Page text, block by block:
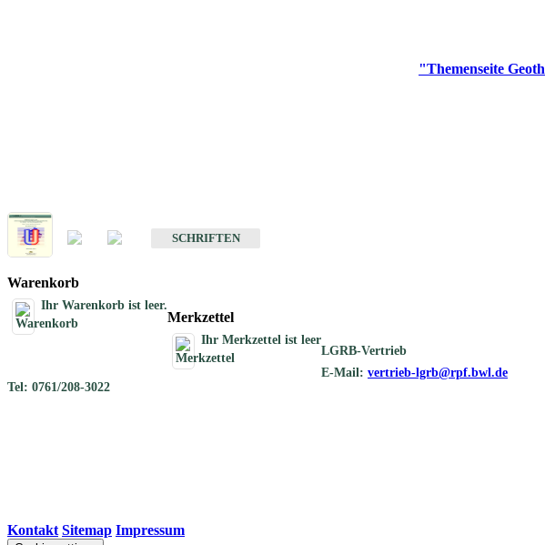
"Themenseite
SCHRIFTEN
Warenkorb
Ihr Warenkorb ist leer.
Merkzettel
Ihr Merkzettel ist leer
LGRB-Vertrieb
E-Mail: vertrieb-lgrb@rpf.bwl.de
Tel: 0761/208-3022
Kontakt Sitemap Impressum